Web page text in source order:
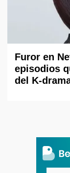
Furor en
episodios
del K-